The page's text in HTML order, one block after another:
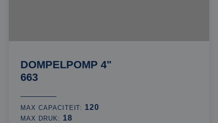
DOMPELPOMP 4"
663
MAX CAPACITEIT: 120
MAX DRUK: 18